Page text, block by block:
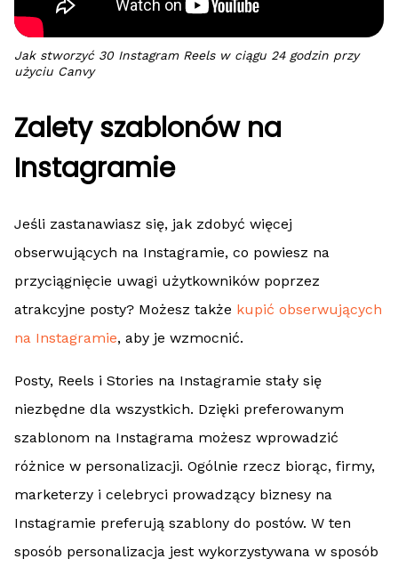
Jak stworzyć 30 Instagram Reels w ciągu 24 godzin przy
użyciu Canvy
Zalety szablonów na
Instagramie
Jeśli zastanawiasz się, jak zdobyć więcej
obserwujących na Instagramie, co powiesz na
przyciągnięcie uwagi użytkowników poprzez
atrakcyjne posty? Możesz także kupić obserwujących
na Instagramie, aby je wzmocnić.
Posty, Reels i Stories na Instagramie stały się
niezbędne dla wszystkich. Dzięki preferowanym
szablonom na Instagrama możesz wprowadzić
różnice w personalizacji. Ogólnie rzecz biorąc, firmy,
marketerzy i celebryci prowadzący biznesy na
Instagramie preferują szablony do postów. W ten
sposób personalizacja jest wykorzystywana w sposób